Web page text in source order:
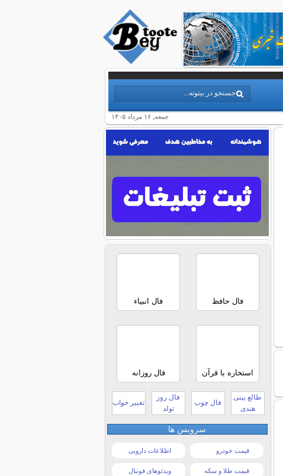
جمعه, ۱۶ مرداد ۱۴۰۵
فال حافظ فال انبیاء
استخاره با قرآن فال روزانه
طالع بینی
هندی
فال چوب
فال روز
تولد
تعبیر خواب
سرویس ها
قیمت خودرو اطلاعات دارویی
قیمت طلا و سکه ویدئوهای فوتبال